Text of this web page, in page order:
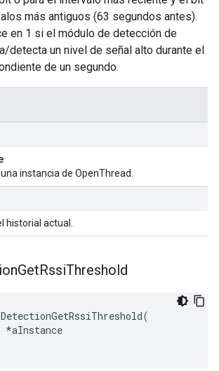
más antiguos (63 segundos antes).
en 1 si el módulo de detección de
detecta un nivel de señal alto durante el
de un segundo.
instancia de OpenThread.
historial actual.
GetRssiThreshold
(
*aInstance